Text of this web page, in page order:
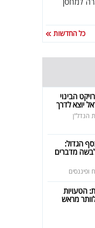
כל החדשות
פרויקט הבינוי
יוצא לדרך
הנדל"ן
הגדול:
מדברים
ופיננסים
הטעויות
מראש